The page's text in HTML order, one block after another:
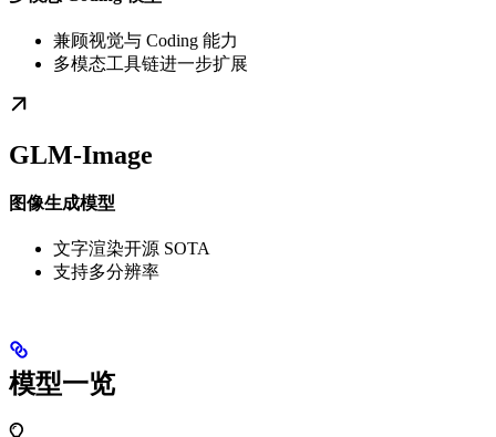
兼顾视觉与 Coding 能力
多模态工具链进一步扩展
GLM-Image
图像生成模型
文字渲染开源 SOTA
支持多分辨率
模型一览